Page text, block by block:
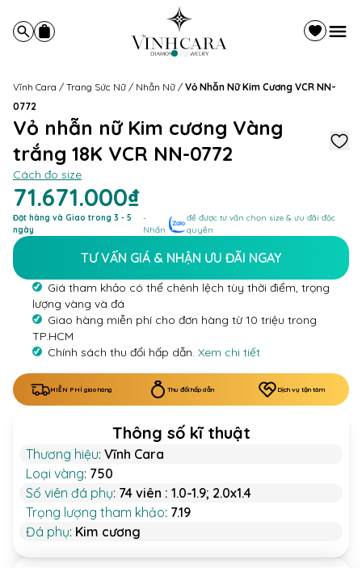
Vĩnh Cara / Trang Sức Nữ / Nhẫn Nữ / Vỏ Nhẫn Nữ Kim Cương VCR NN-
0772
Vỏ nhẫn nữ Kim cương Vàng
trắng 18K VCR NN-0772
Cách đo size
71.671.000₫
Đặt hàng và Giao trong 3 - 5
ngày
-
Nhấn
để được tư vấn chọn size & ưu đãi độc
quyền
TƯ VẤN GIÁ & NHẬN ƯU ĐÃI NGAY
Giá tham khảo có thể chênh lệch tùy thời điểm, trọng
lượng vàng và đá
Giao hàng miễn phí cho đơn hàng từ 10 triệu trong
TP.HCM
Chính sách thu đổi hấp dẫn. Xem chi tiết
MIỄN PHÍ giao hàng Thu đổi hấp dẫn Dịch vụ tận tâm
Thông số kĩ thuật
Thương hiệu: Vĩnh Cara
Loại vàng: 750
Số viên đá phụ: 74 viên : 1.0-1.9; 2.0x1.4
Trọng lượng tham khảo: 7.19
Đá phụ: Kim cương